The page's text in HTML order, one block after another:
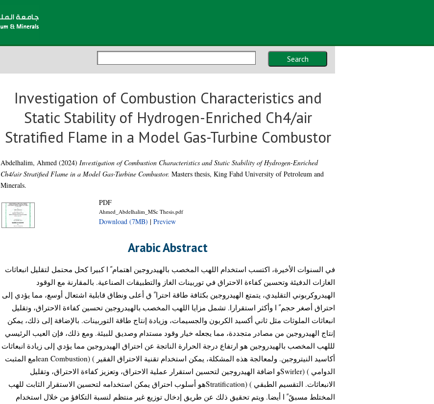
Search
Investigation of Combustion Characteristics and
Static Stability of Hydrogen-Enriched Ch4/air
Stratified Flame in a Model Gas-Turbine Combustor
Abdelhalim, Ahmed(2024) Investigation of Combustion Characteristics and Static Stability of Hydrogen-Enriched
Ch4/air Stratified Flame in a Model Gas-Turbine Combustor. Masters thesis, King Fahd University of Petroleum and
Minerals.
PDF
Ahmed_Abdelhalim_MSc Thesis.pdf
Download (7MB) | Preview
Arabic Abstract
في السنوات الأخيرة، اكتسب استخدام اللهب المخصب بالهيدروجين اهتمام ً ا كبيرا كحل محتمل لتقليل انبعاثات
الغازات الدفيئة وتحسين كفاءة الاحتراق في توربينات الغاز والتطبيقات الصناعية. بالمقارنة مع الوقود
الهيدروكربوني التقليدي، يتمتع الهيدروجين بكثافة طاقة احترا ً ق أعلى ونطاق قابلية اشتعال أوسع، مما يؤدي إلى
احتراق أصغر حجم ً ا وأكثر استقرارا. تشمل مزايا اللهب المخصب بالهيدروجين تحسين كفاءة الاحتراق، وتقليل
انبعاثات الملوثات مثل ثاني أكسيد الكربون والجسيمات، وزيادة إنتاج طاقة التوربينات. بالإضافة إلى ذلك، يمكن
إنتاج الهيدروجين من مصادر متجددة، مما يجعله خيار وقود مستدام وصديق للبيئة. ومع ذلك، فإن العيب الرئيسي
لللهب المخصب بالهيدروجين هو ارتفاع درجة الحرارة الناتجة عن احتراق الهيدروجين مما يؤدي إلى زيادة انبعاثات
أكاسيد النيتروجين. ولمعالجة هذه المشكلة، يمكن استخدام تقنية الاحتراق الفقير ) (lean Combustionمع المثبت
الدوامي ) (Swirlerو اضافة الهيدروجين لتحسين استقرار عملية الاحتراق، وتعزيز كفاءة الاحتراق، وتقليل
الانبعاثات. التقسيم الطبقي ) (Stratificationهو أسلوب احتراق يمكن استخدامه لتحسين الاستقرار الثابت للهب
المختلط مسبقً ً ا أيضا. ويتم تحقيق ذلك عن طريق إدخال توزيع غير منتظم لنسبة التكافؤ من خلال استخدام